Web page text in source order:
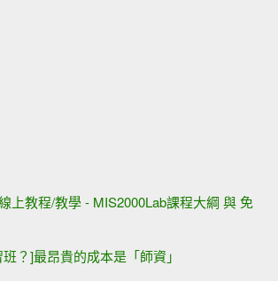
上教程/教學 - MIS2000Lab課程大綱 與 免
？]最昂貴的成本是「師資」